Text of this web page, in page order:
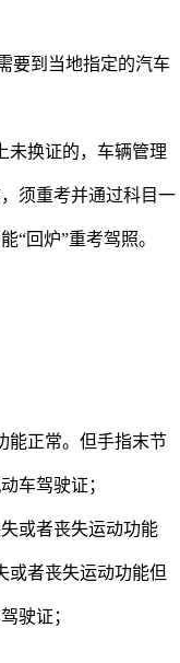
要到当地指定的汽车
未换证的，车辆管理
须重考并通过科目一
“回炉”重考驾照。
能正常。但手指末节
车驾驶证；
或者丧失运动功能
或者丧失运动功能但
驶证；